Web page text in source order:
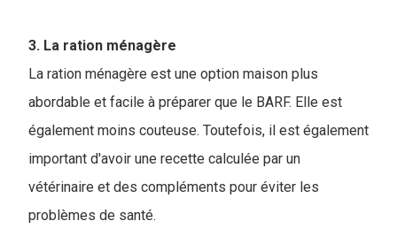
3. La ration ménagère
La ration ménagère est une option maison plus
abordable et facile à préparer que le BARF. Elle est
également moins couteuse. Toutefois, il est également
important d'avoir une recette calculée par un
vétérinaire et des compléments pour éviter les
problèmes de santé.